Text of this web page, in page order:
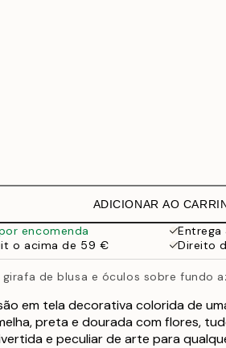
ADICIONAR AO
encomenda
Entrega
o acima de 59 €
Direito
de blusa e óculos sobre fundo
em tela decorativa colorida de
preta e dourada com flores,
e peculiar de arte para